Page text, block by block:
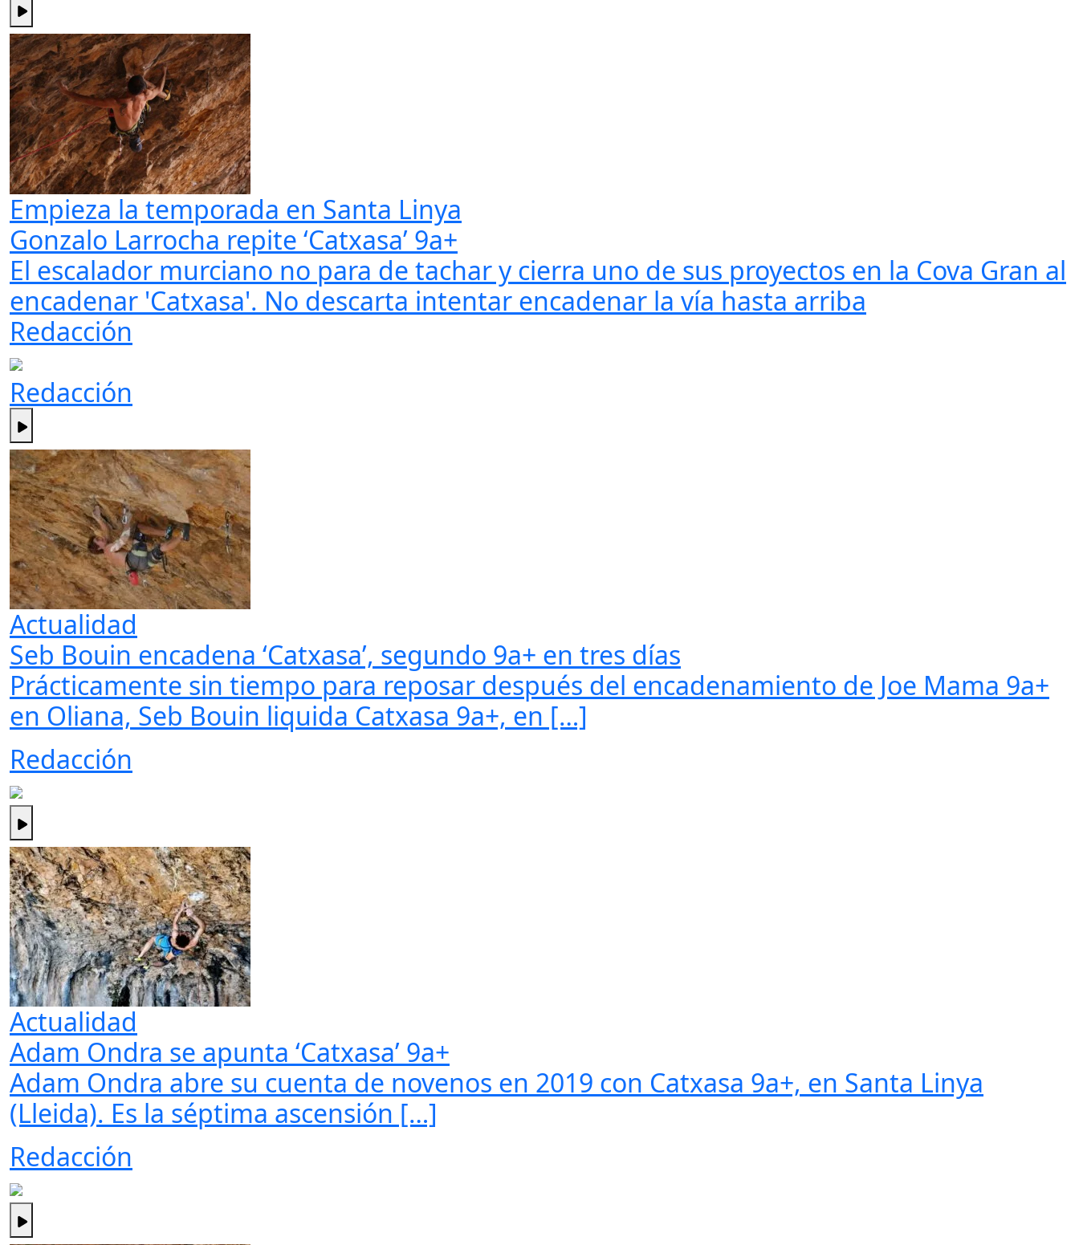
Empieza la temporada en Santa Linya
Gonzalo Larrocha repite ‘Catxasa’ 9a+
El escalador murciano no para de tachar y cierra uno de sus proyectos en la Cova Gran al
encadenar 'Catxasa'. No descarta intentar encadenar la vía hasta arriba
Redacción
Redacción
Actualidad
Seb Bouin encadena ‘Catxasa’, segundo 9a+ en tres días
Prácticamente sin tiempo para reposar después del encadenamiento de Joe Mama 9a+
en Oliana, Seb Bouin liquida Catxasa 9a+, en […]
Redacción
Actualidad
Adam Ondra se apunta ‘Catxasa’ 9a+
Adam Ondra abre su cuenta de novenos en 2019 con Catxasa 9a+, en Santa Linya
(Lleida). Es la séptima ascensión […]
Redacción